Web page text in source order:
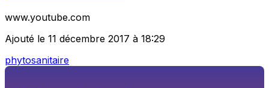
www.youtube.com
Ajouté le 11 décembre 2017 à 18:29
phytosanitaire